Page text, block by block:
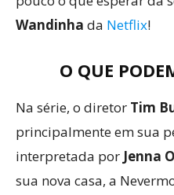
Wandinha da Netflix!
O QUE
Na série, o diretor Tim
principalmente em sua
interpretada por Jenna
sua nova casa, a